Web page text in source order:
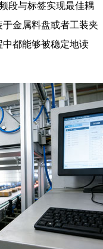
段与标签实现最佳耦
金属料盘或者工装夹
都能够被稳定地读